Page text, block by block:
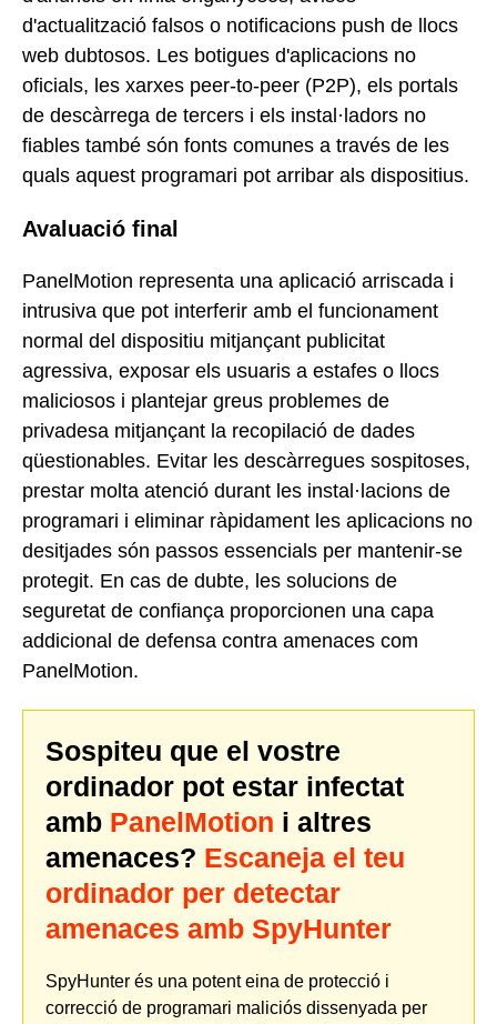
d'actualització falsos o notificacions push de llocs
web dubtosos. Les botigues d'aplicacions no
oficials, les xarxes peer-to-peer (P2P), els portals
de descàrrega de tercers i els instal·ladors no
fiables també són fonts comunes a través de les
quals aquest programari pot arribar als dispositius.
Avaluació final
PanelMotion representa una aplicació arriscada i
intrusiva que pot interferir amb el funcionament
normal del dispositiu mitjançant publicitat
agressiva, exposar els usuaris a estafes o llocs
maliciosos i plantejar greus problemes de
privadesa mitjançant la recopilació de dades
qüestionables. Evitar les descàrregues sospitoses,
prestar molta atenció durant les instal·lacions de
programari i eliminar ràpidament les aplicacions no
desitjades són passos essencials per mantenir-se
protegit. En cas de dubte, les solucions de
seguretat de confiança proporcionen una capa
addicional de defensa contra amenaces com
PanelMotion.
Sospiteu que el vostre
ordinador pot estar infectat
amb PanelMotion i altres
amenaces? Escaneja el teu
ordinador per detectar
amenaces amb SpyHunter
SpyHunter és una potent eina de protecció i
correcció de programari maliciós dissenyada per